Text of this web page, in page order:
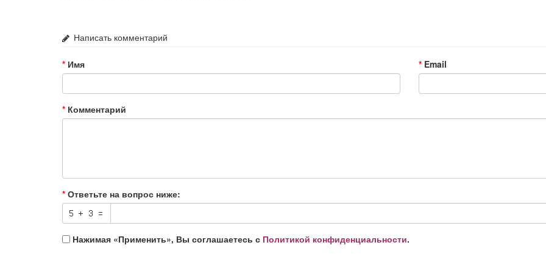
Написать комментарий
Имя Email
Комментарий
Ответьте на вопрос ниже:
Нажимая «Применить», Вы соглашаетесь с Политикой конфиденциальности.